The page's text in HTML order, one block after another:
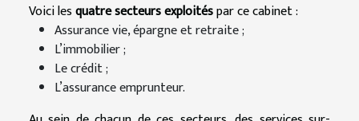
Voici lesquatre secteurs exploitéspar ce cabinet :
Assurance vie, épargne et retraite ;
L’immobilier ;
Le crédit ;
L’assurance emprunteur.